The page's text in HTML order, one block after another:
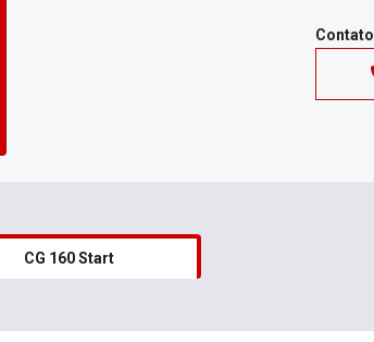
Contato
CG 160 Start